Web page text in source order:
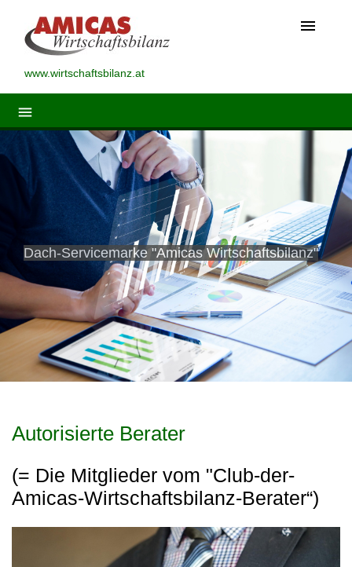
menu
www.wirtschaftsbilanz.at
menu
Dach-Servicemarke "Amicas Wirtschaftsbilanz"
Autorisierte Berater
(= Die Mitglieder vom "Club-der-
Amicas-Wirtschaftsbilanz-Berater“)